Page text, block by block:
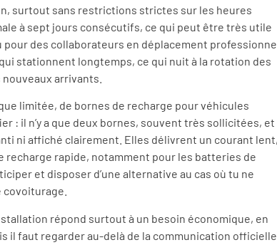
surtout sans restrictions strictes sur les heures
à sept jours consécutifs, ce qui peut être très utile
des collaborateurs en déplacement
stationnent longtemps, ce qui nuit à la rotation des
arrivants.
limitée, de bornes de recharge pour véhicules
: il n’y a que deux bornes, souvent très sollicitées, et
ni affiché clairement. Elles délivrent un courant
recharge rapide, notamment pour les batteries de
et disposer d’une alternative au cas où tu ne
répond surtout à un besoin économique, en
il faut regarder au-delà de la communication